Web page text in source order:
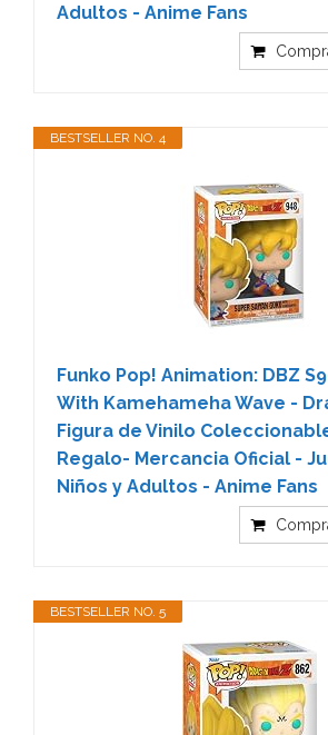
Adultos - Anime Fans
BESTSELLER NO. 4
Funko Pop! Animation: DBZ
With Kamehameha Wave -
Figura de Vinilo
Regalo- Mercancia Oficial -
Niños y Adultos - Anime Fans
BESTSELLER NO. 5